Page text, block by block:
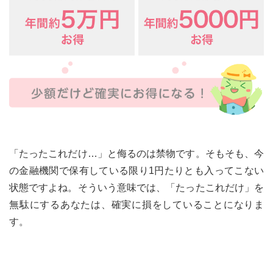
「たったこれだけ…」と侮るのは禁物です。そもそも、今
の金融機関で保有している限り1円たりとも入ってこない
状態ですよね。そういう意味では、「たったこれだけ」を
無駄にするあなたは、確実に損をしていることになりま
す。